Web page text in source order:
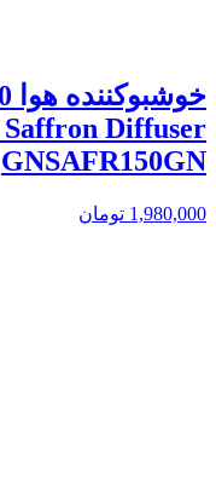
Diffuser
GNSAFR150GN
1,980,000 تومان